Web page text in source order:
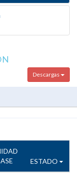
Descargas
ESTADO